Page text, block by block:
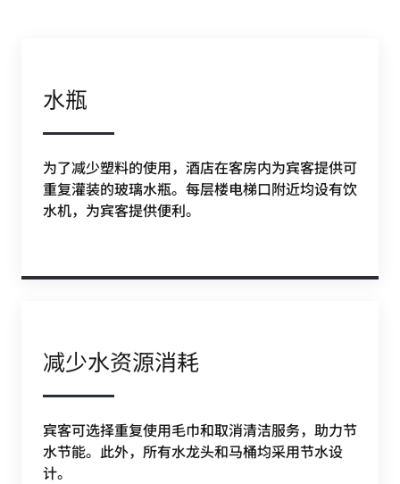
水瓶
为了减少塑料的使用，酒店在客房内为宾客提供可
重复灌装的玻璃水瓶。每层楼电梯口附近均设有饮
水机，为宾客提供便利。
减少水资源消耗
宾客可选择重复使用毛巾和取消清洁服务，助力节
水节能。此外，所有水龙头和马桶均采用节水设
计。